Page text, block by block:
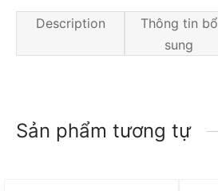
Description
Thông tin bổ
sung
Sản phẩm tương tự